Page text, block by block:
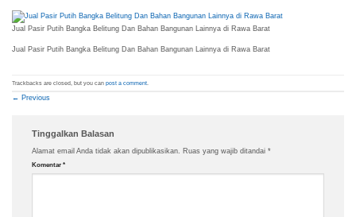
Jual Pasir Putih Bangka Belitung Dan Bahan Bangunan Lainnya di Rawa Barat
Jual Pasir Putih Bangka Belitung Dan Bahan Bangunan Lainnya di Rawa Barat
Trackbacks are closed, but you can post a comment.
← Previous
Tinggalkan Balasan
Alamat email Anda tidak akan dipublikasikan. Ruas yang wajib ditandai *
Komentar *